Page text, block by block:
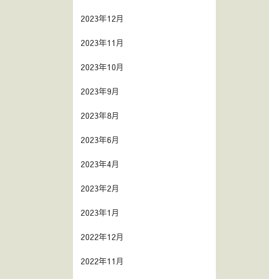
2023年12月
2023年11月
2023年10月
2023年9月
2023年8月
2023年6月
2023年4月
2023年2月
2023年1月
2022年12月
2022年11月